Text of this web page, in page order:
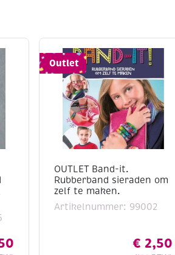
Outlet
OUTLET Band-it.
Rubberband sieraden om
zelf te maken.
Artikelnummer: 99002
€ 2,50